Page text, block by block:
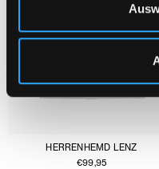
HERRENHEMD LENZ
€99,95